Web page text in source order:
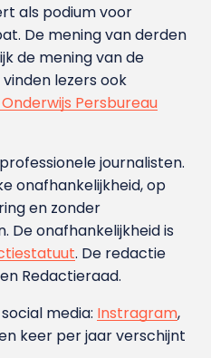
als podium voor
De mening van derden
de mening van de
lezers ook
Persbureau
journalisten.
onafhankelijkheid, op
en zonder
De onafhankelijkheid is
. De redactie
Redactieraad.
media: Instragram,
keer per jaar verschijnt